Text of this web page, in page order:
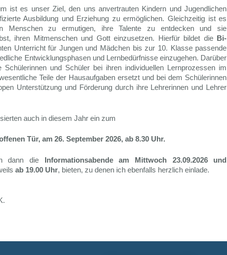
ist es unser Ziel, den uns anvertrauten Kindern und Jugendlichen
Ausbildung und Erziehung zu ermöglichen. Gleichzeitig ist es
Menschen zu ermutigen, ihre Talente zu entdecken und sie
ihren Mitmenschen und Gott einzusetzen. Hierfür bildet die Bi-
Unterricht für Jungen und Mädchen bis zur 10. Klasse passende
Entwicklungsphasen und Lernbedürfnisse einzugehen. Darüber
Schülerinnen und Schüler bei ihren individuellen Lernprozessen im
Teile der Hausaufgaben ersetzt und bei dem Schülerinnen
Unterstützung und Förderung durch ihre Lehrerinnen und Lehrer
auch in diesem Jahr ein zum
Tür, am 26. September 2026, ab 8.30 Uhr.
dann die Informationsabende am Mittwoch 23.09.2026 und
ab 19.00 Uhr, bieten, zu denen ich ebenfalls herzlich einlade.